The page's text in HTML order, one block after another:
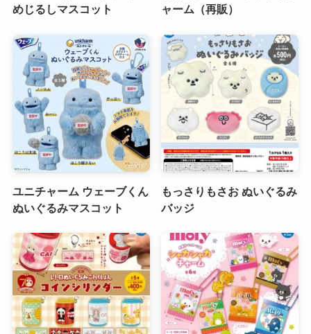
めじるしマスコット
ャーム（再販）
ユニチャーム ウェーブくん
ぬいぐるみマスコット
もっさりもさお ぬいぐるみ
バッジ